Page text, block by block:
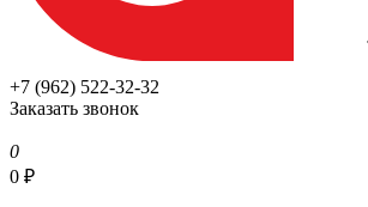
+7 (962) 522-32-32
Заказать звонок
0
0 ₽